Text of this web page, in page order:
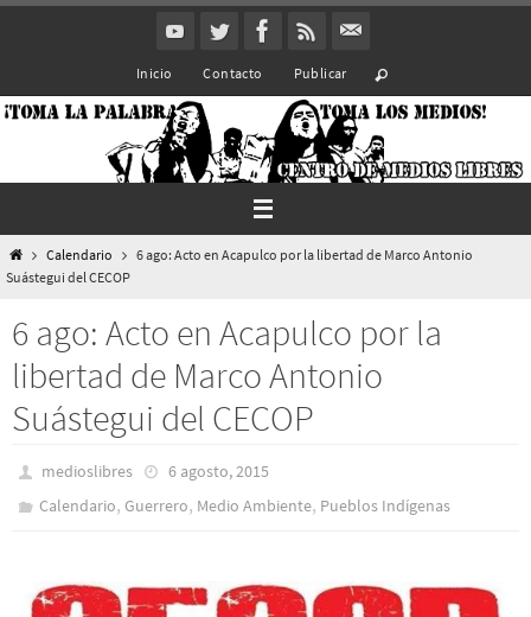
Inicio Contacto Publicar
InicioCalendario
6 ago: Acto en Acapulco por la libertad de Marco Antonio
Suástegui del CECOP
6 ago: Acto en Acapulco por la
libertad de Marco Antonio
Suástegui del CECOP
medioslibres
6 agosto, 2015
Calendario,Guerrero, Medio Ambiente, Pueblos Indí­genas